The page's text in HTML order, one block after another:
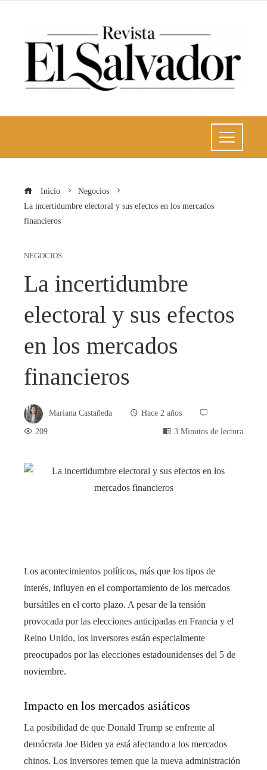
Inicio
Negocios
La incertidumbre electoral y sus efectos en los mercados
financieros
NEGOCIOS
La incertidumbre
electoral y sus efectos
en los mercados
financieros
Mariana Castañeda
Hace 2 años
209
3 Minutos de lectura
Los acontecimientos políticos, más que los tipos de
interés, influyen en el comportamiento de los mercados
bursátiles en el corto plazo. A pesar de la tensión
provocada por las elecciones anticipadas en Francia y el
Reino Unido, los inversores están especialmente
preocupados por las elecciones estadounidenses del 5 de
noviembre.
Impacto en los mercados asiáticos
La posibilidad de que Donald Trump se enfrente al
demócrata Joe Biden ya está afectando a los mercados
chinos. Los inversores temen que la nueva administración